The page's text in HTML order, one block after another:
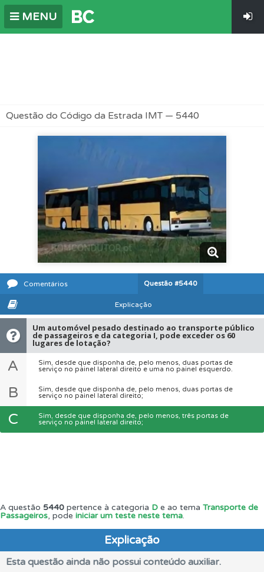
MENU
Questão do Código da Estrada IMT — 5440
Comentários Questão #5440
Explicação
Um automóvel pesado destinado ao transporte público
de passageiros e da categoria I, pode exceder os 60
lugares de lotação?
A
Sim, desde que disponha de, pelo menos, duas portas de
serviço no painel lateral direito e uma no painel esquerdo.
B
Sim, desde que disponha de, pelo menos, duas portas de
serviço no painel lateral direito;
C
Sim, desde que disponha de, pelo menos, três portas de
serviço no painel lateral direito;
A questão 5440 pertence à categoria D e ao tema Transporte de
Passageiros, pode iniciar um teste neste tema.
Explicação
Esta questão ainda não possui conteúdo auxiliar.